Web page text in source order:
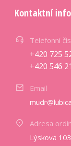
Kontaktní
Telefonní
+420 725
+420 546
Email
Adresa
Lýskova